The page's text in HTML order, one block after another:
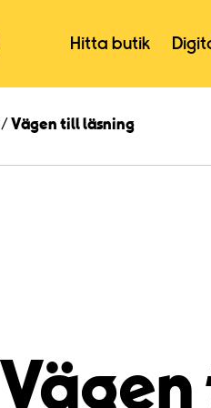
Hitta butik
/ Vägen till läsning